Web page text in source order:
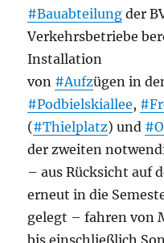
#Bauabteilung der
Verkehrsbetriebe
Installation
von #Aufzügen in
#Podbielskiallee,
(#Thielplatz) und
der zweiten
– aus Rücksicht auf
erneut in die
gelegt – fahren von
bis einschließlich